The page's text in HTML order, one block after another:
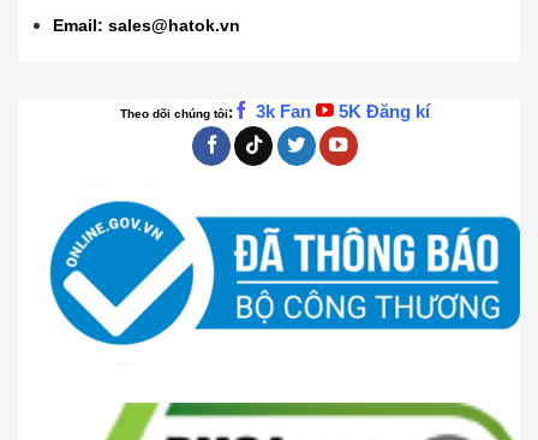
Email:sales@hatok.vn
Theo dõi chúng tôi: 3k Fan 5K Đăng kí